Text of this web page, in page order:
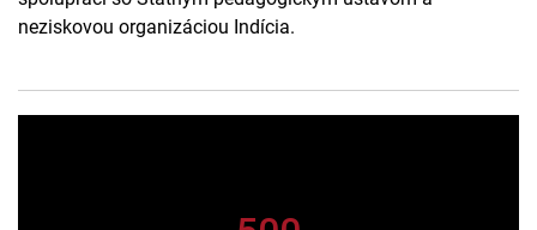
neziskovou organizáciou Indícia.